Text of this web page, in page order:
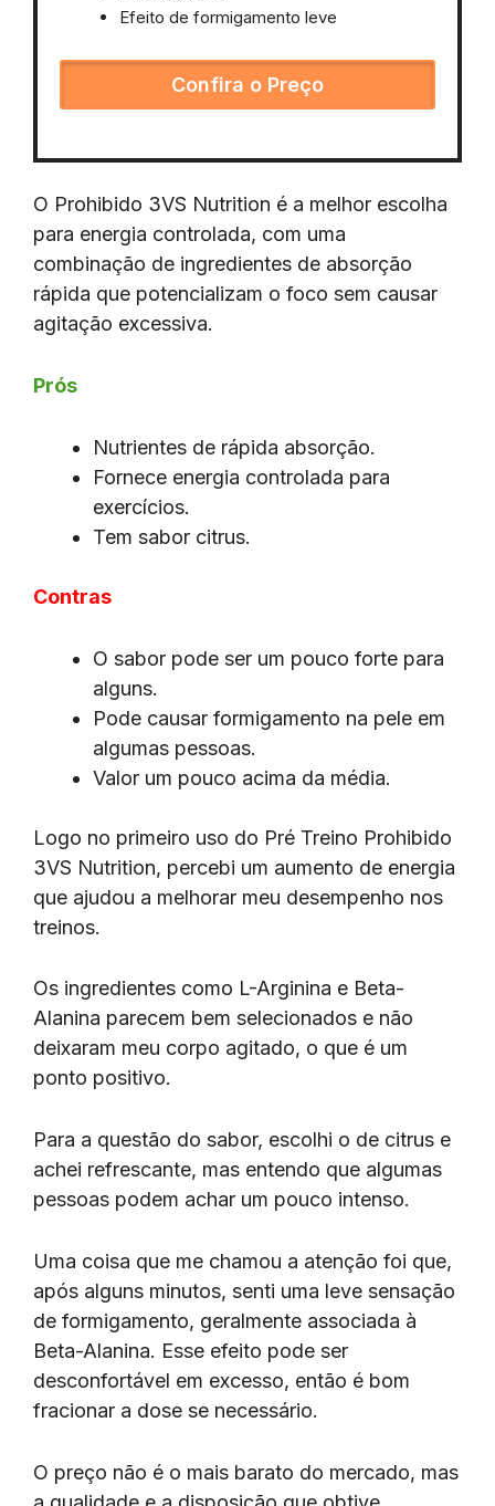
Efeito de formigamento leve
Confira o Preço
O Prohibido 3VS Nutrition é a melhor escolha
para energia controlada, com uma
combinação de ingredientes de absorção
rápida que potencializam o foco sem causar
agitação excessiva.
Prós
Nutrientes de rápida absorção.
Fornece energia controlada para
exercícios.
Tem sabor citrus.
Contras
O sabor pode ser um pouco forte para
alguns.
Pode causar formigamento na pele em
algumas pessoas.
Valor um pouco acima da média.
Logo no primeiro uso do Pré Treino Prohibido
3VS Nutrition, percebi um aumento de energia
que ajudou a melhorar meu desempenho nos
treinos.
Os ingredientes como L-Arginina e Beta-
Alanina parecem bem selecionados e não
deixaram meu corpo agitado, o que é um
ponto positivo.
Para a questão do sabor, escolhi o de citrus e
achei refrescante, mas entendo que algumas
pessoas podem achar um pouco intenso.
Uma coisa que me chamou a atenção foi que,
após alguns minutos, senti uma leve sensação
de formigamento, geralmente associada à
Beta-Alanina. Esse efeito pode ser
desconfortável em excesso, então é bom
fracionar a dose se necessário.
O preço não é o mais barato do mercado, mas